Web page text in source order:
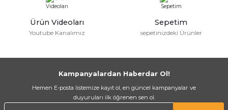
Ürün Videoları
Youtube Kanalımız
Sepetim
sepetinizdeki Ürünler
Kampanyalardan Haberdar Ol!
Hemen E-posta listemize kayıt ol, en güncel kampanyalar ve
duyuruları ilk öğrenen sen ol.